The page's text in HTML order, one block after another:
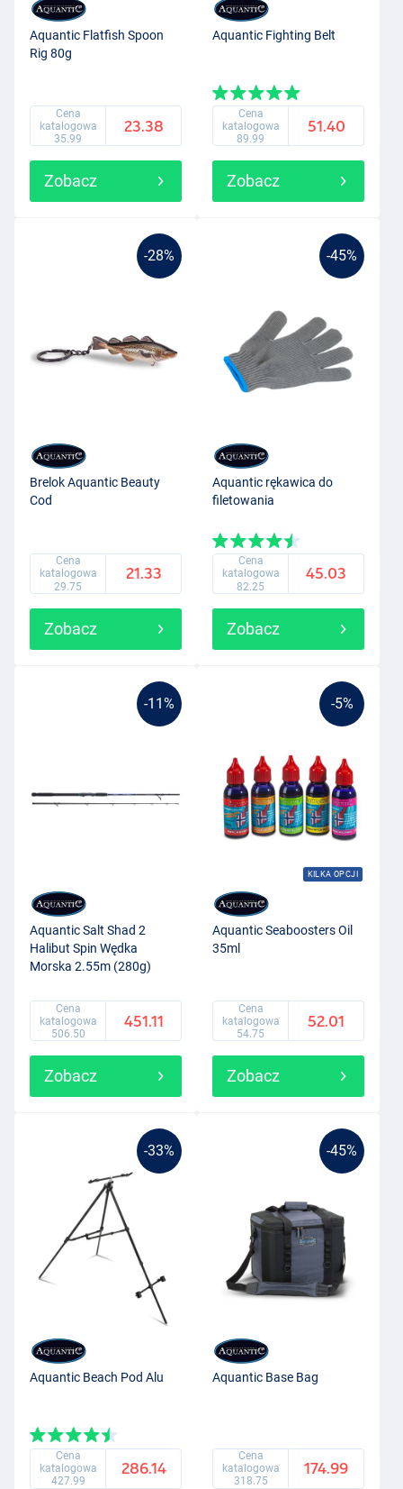
Aquantic Flatfish Spoon
Rig 80g
Cena
katalogowa
35.99
23.38
Zobacz
Aquantic Fighting Belt
Cena
katalogowa
89.99
51.40
Zobacz
-28%
Brelok Aquantic Beauty
Cod
Cena
katalogowa
29.75
21.33
Zobacz
-45%
Aquantic rękawica do
filetowania
Cena
katalogowa
82.25
45.03
Zobacz
-11%
Aquantic Salt Shad 2
Halibut Spin Wędka
Morska 2.55m (280g)
Cena
katalogowa
506.50
451.11
Zobacz
-5%
KILKA OPCJI
Aquantic Seaboosters Oil
35ml
Cena
katalogowa
54.75
52.01
Zobacz
-33%
Aquantic Beach Pod Alu
Cena
katalogowa
427.99
286.14
-45%
Aquantic Base Bag
Cena
katalogowa
318.75
174.99